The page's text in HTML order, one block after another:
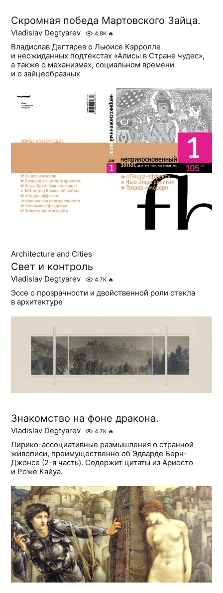
Скромная победа Мартовского Зайца.
Vladislav Degtyarev 4.8K 🔥
Владислав Дегтярев о Льюисе Кэрролле
и неожиданных подтекстах «Алисы в Стране чудес»,
а также о механизмах, социальном времени
и о зайцеобразных
Architecture and Cities
Свет и контроль
Vladislav Degtyarev 4.7K 🔥
Эссе о прозрачности и двойственной роли стекла
в архитектуре
Знакомство на фоне дракона.
Vladislav Degtyarev 4.7K 🔥
Лирико-ассоциативные размышления о странной
живописи, преимущественно об Эдварде Берн-
Джонсе (2-я часть). Содержит цитаты из Ариосто
и Роже Кайуа.